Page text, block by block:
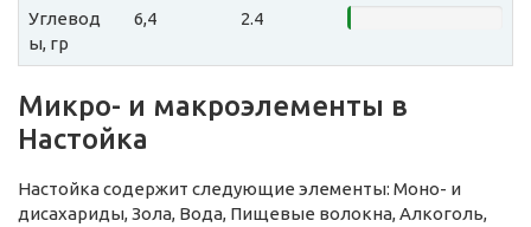
Углевод
ы, гр
6,4 2.4
Микро- и макроэлементы в
Настойка
Настойка содержит следующие элементы: Моно- и
дисахариды, Зола, Вода, Пищевые волокна, Алкоголь,